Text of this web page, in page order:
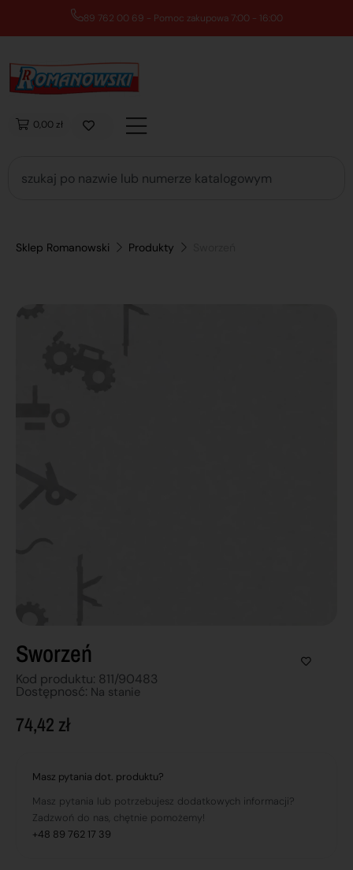
89 762 00 69 - Pomoc zakupowa 7:00 - 16:00
0,00 zł
Sklep Romanowski Produkty
Sworzeń
Kod produktu: 811/90483
Dostępnosć: Na stanie
74,42 zł
Masz pytania dot. produktu?
Masz pytania lub potrzebujesz dodatkowych informacji?
Zadzwoń do nas, chętnie pomożemy!
+48 89 762 17 39